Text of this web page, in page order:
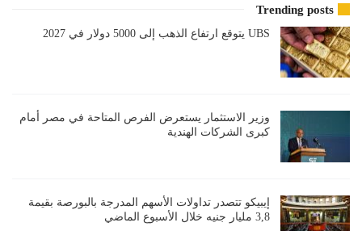
Trending posts
UBS يتوقع ارتفاع الذهب إلى 5000 دولار في 2027
وزير الاستثمار يستعرض الفرص المتاحة في مصر أمام
كبرى الشركات الهندية
إيبيكو تتصدر تداولات الأسهم المدرجة بالبورصة بقيمة
3,8 مليار جنيه خلال الأسبوع الماضي